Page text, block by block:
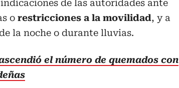
de las autoridades ante
o restricciones a la movilidad, y a
la noche o durante lluvias.
el número de quemados con